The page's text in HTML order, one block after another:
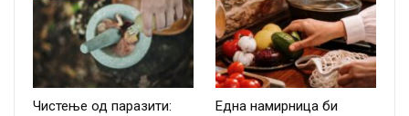
Чистење од паразити:
Една намирница би